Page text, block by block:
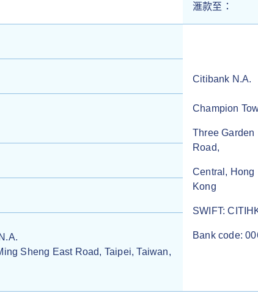
滙款至：
Citibank N.A.
Champion
Three Garden
Road,
Central, Hong
Kong
SWIFT:
Bank code:
Sheng East Road, Taipei, Taiwan,